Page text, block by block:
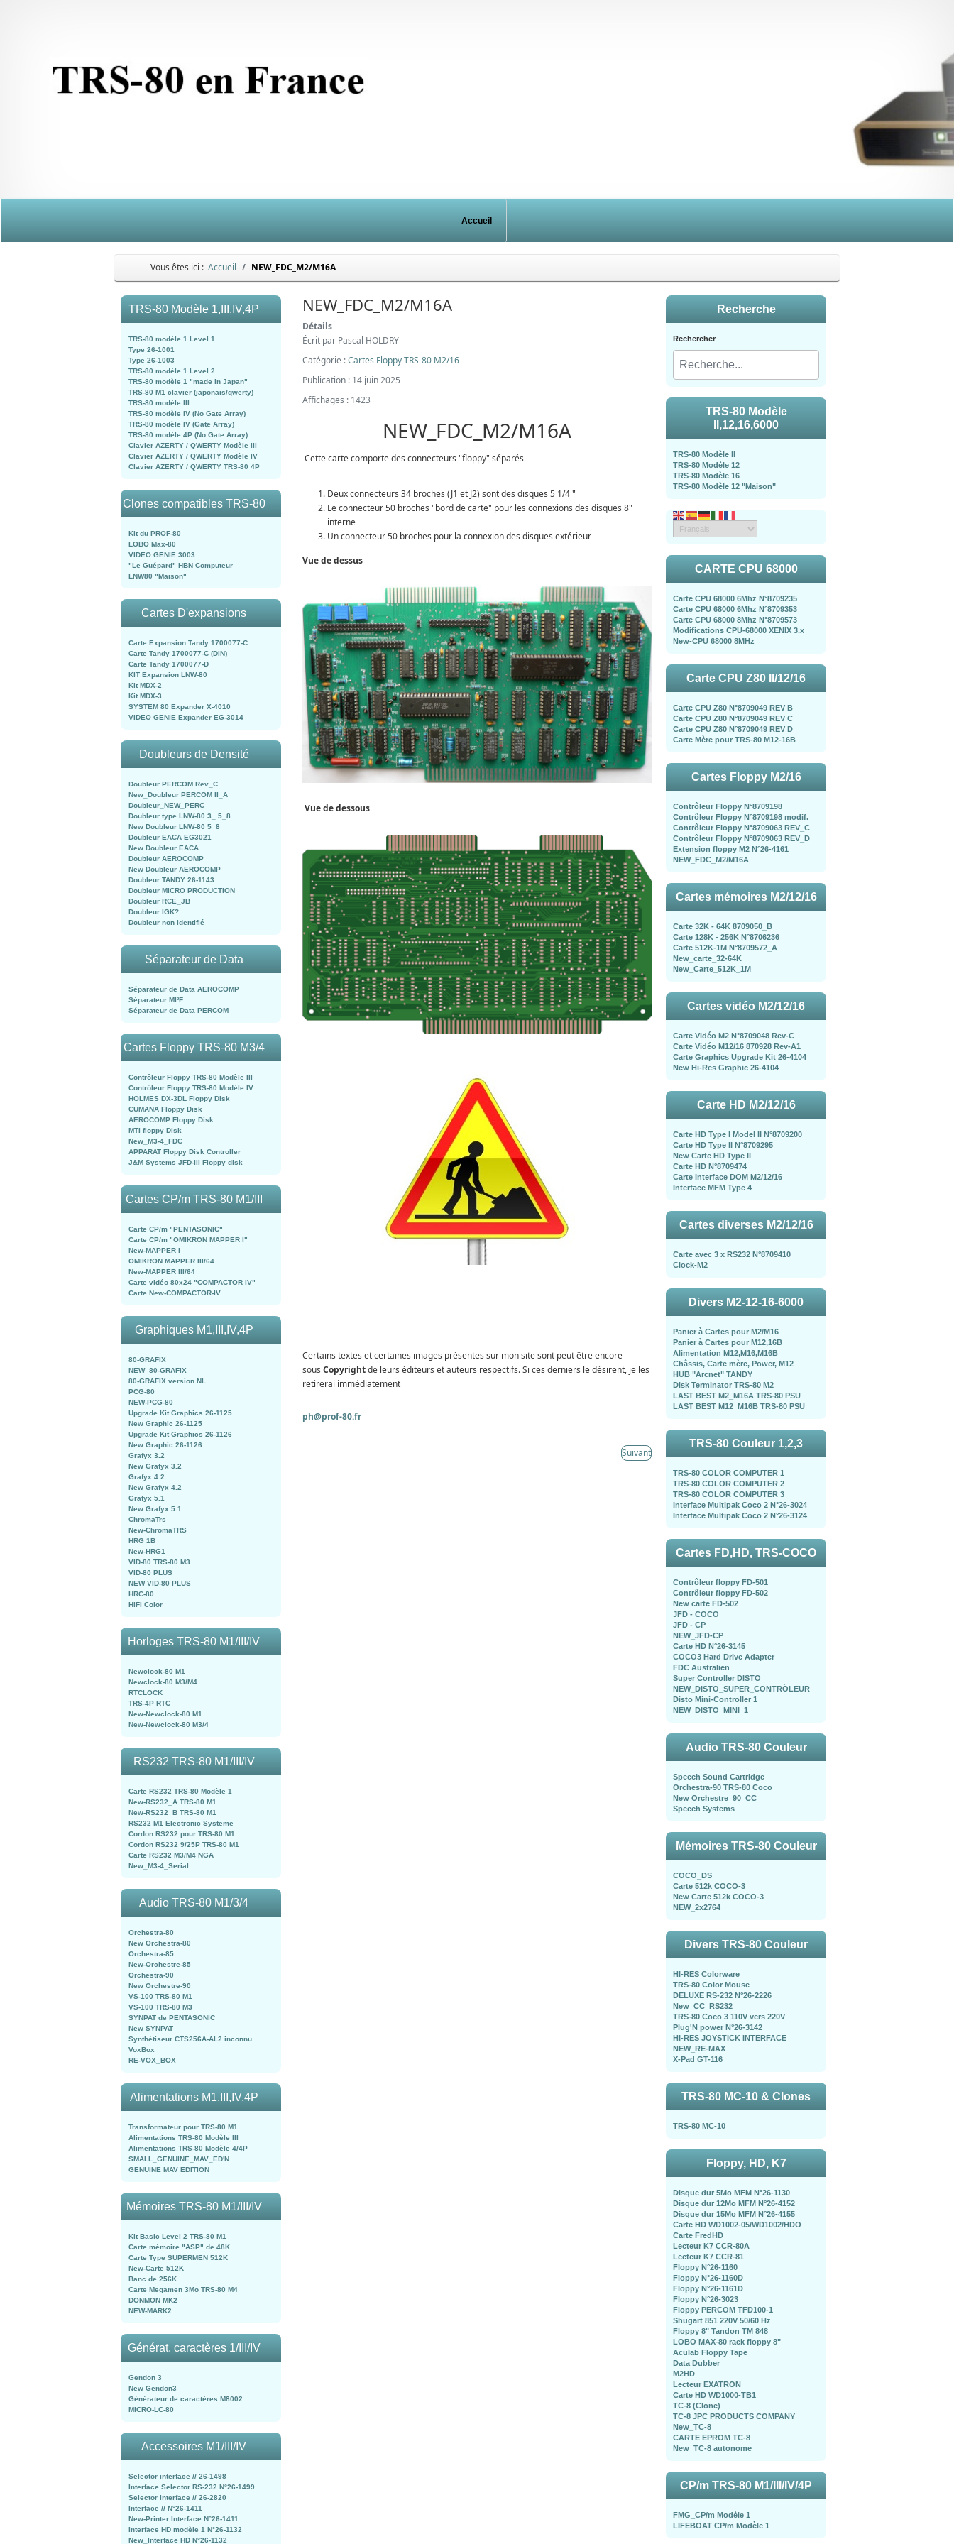
Accueil
Vous êtes ici : Accueil NEW_FDC_M2/M16A
TRS-80 Modèle 1,III,IV,4P
TRS-80 modèle 1 Level 1
Type 26-1001
Type 26-1003
TRS-80 modèle 1 Level 2
TRS-80 modèle 1 "made in Japan"
TRS-80 M1 clavier (japonais/qwerty)
TRS-80 modèle III
TRS-80 modèle IV (No Gate Array)
TRS-80 modèle IV (Gate Array)
TRS-80 modèle 4P (No Gate Array)
Clavier AZERTY / QWERTY Modèle III
Clavier AZERTY / QWERTY Modèle IV
Clavier AZERTY / QWERTY TRS-80 4P
Clones compatibles TRS-80
Kit du PROF-80
LOBO Max-80
VIDEO GENIE 3003
"Le Guépard" HBN Computeur
LNW80 "Maison"
Cartes D'expansions
Carte Expansion Tandy 1700077-C
Carte Tandy 1700077-C (DIN)
Carte Tandy 1700077-D
KIT Expansion LNW-80
Kit MDX-2
Kit MDX-3
SYSTEM 80 Expander X-4010
VIDEO GENIE Expander EG-3014
Doubleurs de Densité
Doubleur PERCOM Rev_C
New_Doubleur PERCOM II_A
Doubleur_NEW_PERC
Doubleur type LNW-80 3_ 5_8
New Doubleur LNW-80 5_8
Doubleur EACA EG3021
New Doubleur EACA
Doubleur AEROCOMP
New Doubleur AEROCOMP
Doubleur TANDY 26-1143
Doubleur MICRO PRODUCTION
Doubleur RCE_JB
Doubleur IGK?
Doubleur non identifié
Séparateur de Data
Séparateur de Data AEROCOMP
Séparateur MI²F
Séparateur de Data PERCOM
Cartes Floppy TRS-80 M3/4
Contrôleur Floppy TRS-80 Modèle III
Contrôleur Floppy TRS-80 Modèle IV
HOLMES DX-3DL Floppy Disk
CUMANA Floppy Disk
AEROCOMP Floppy Disk
MTI floppy Disk
New_M3-4_FDC
APPARAT Floppy Disk Controller
J&M Systems JFD-III Floppy disk
Cartes CP/m TRS-80 M1/III
Carte CP/m "PENTASONIC"
Carte CP/m "OMIKRON MAPPER I"
New-MAPPER I
OMIKRON MAPPER III/64
New-MAPPER III/64
Carte vidéo 80x24 "COMPACTOR IV"
Carte New-COMPACTOR-IV
Graphiques M1,III,IV,4P
80-GRAFIX
NEW_80-GRAFIX
80-GRAFIX version NL
PCG-80
NEW-PCG-80
Upgrade Kit Graphics 26-1125
New Graphic 26-1125
Upgrade Kit Graphics 26-1126
New Graphic 26-1126
Grafyx 3.2
New Grafyx 3.2
Grafyx 4.2
New Grafyx 4.2
Grafyx 5.1
New Grafyx 5.1
ChromaTrs
New-ChromaTRS
HRG 1B
New-HRG1
VID-80 TRS-80 M3
VID-80 PLUS
NEW VID-80 PLUS
HRC-80
HIFI Color
Horloges TRS-80 M1/III/IV
Newclock-80 M1
Newclock-80 M3/M4
RTCLOCK
TRS-4P RTC
New-Newclock-80 M1
New-Newclock-80 M3/4
RS232 TRS-80 M1/III/IV
Carte RS232 TRS-80 Modèle 1
New-RS232_A TRS-80 M1
New-RS232_B TRS-80 M1
RS232 M1 Electronic Systeme
Cordon RS232 pour TRS-80 M1
Cordon RS232 9/25P TRS-80 M1
Carte RS232 M3/M4 NGA
New_M3-4_Serial
Audio TRS-80 M1/3/4
Orchestra-80
New Orchestra-80
Orchestra-85
New-Orchestre-85
Orchestra-90
New Orchestre-90
VS-100 TRS-80 M1
VS-100 TRS-80 M3
SYNPAT de PENTASONIC
New SYNPAT
Synthétiseur CTS256A-AL2 inconnu
VoxBox
RE-VOX_BOX
Alimentations M1,III,IV,4P
Transformateur pour TRS-80 M1
Alimentations TRS-80 Modèle III
Alimentations TRS-80 Modèle 4/4P
SMALL_GENUINE_MAV_ED'N
GENUINE MAV EDITION
Mémoires TRS-80 M1/III/IV
Kit Basic Level 2 TRS-80 M1
Carte mémoire "ASP" de 48K
Carte Type SUPERMEN 512K
New-Carte 512K
Banc de 256K
Carte Megamen 3Mo TRS-80 M4
DONMON MK2
NEW-MARK2
Générat. caractères 1/III/IV
Gendon 3
New Gendon3
Générateur de caractères M8002
MICRO-LC-80
Accessoires M1/III/IV
Selector interface // 26-1498
Interface Selector RS-232 N°26-1499
Selector interface // 26-2820
Interface // N°26-1411
New-Printer Interface N°26-1411
Interface HD modèle 1 N°26-1132
New_Interface HD N°26-1132
NEW_FDC_M2/M16A
Détails
Écrit par Pascal HOLDRY
Catégorie :Cartes Floppy TRS-80 M2/16
Publication : 14 juin 2025
Affichages : 1423
NEW_FDC_M2/M16A
Cette carte comporte des connecteurs "floppy" séparés
Deux connecteurs 34 broches (J1 et J2) sont des disques 5 1/4 "
Le connecteur 50 broches "bord de carte" pour les connexions des disques 8"
interne
Un connecteur 50 broches pour la connexion des disques extérieur
Vue de dessus
Vue de dessous
Certains textes et certaines images présentes sur mon site sont peut être encore
sous Copyrightde leurs éditeurs et auteurs respectifs. Si ces derniers le désirent, je les
retirerai immédiatement
ph@prof-80.fr
Suivant
Recherche
Rechercher
TRS-80 Modèle
II,12,16,6000
TRS-80 Modèle II
TRS-80 Modèle 12
TRS-80 Modèle 16
TRS-80 Modèle 12 "Maison"
CARTE CPU 68000
Carte CPU 68000 6Mhz N°8709235
Carte CPU 68000 6Mhz N°8709353
Carte CPU 68000 8Mhz N°8709573
Modifications CPU-68000 XENIX 3.x
New-CPU 68000 8MHz
Carte CPU Z80 II/12/16
Carte CPU Z80 N°8709049 REV B
Carte CPU Z80 N°8709049 REV C
Carte CPU Z80 N°8709049 REV D
Carte Mère pour TRS-80 M12-16B
Cartes Floppy M2/16
Contrôleur Floppy N°8709198
Contrôleur Floppy N°8709198 modif.
Contrôleur Floppy N°8709063 REV_C
Contrôleur Floppy N°8709063 REV_D
Extension floppy M2 N°26-4161
NEW_FDC_M2/M16A
Cartes mémoires M2/12/16
Carte 32K - 64K 8709050_B
Carte 128K - 256K N°8706236
Carte 512K-1M N°8709572_A
New_carte_32-64K
New_Carte_512K_1M
Cartes vidéo M2/12/16
Carte Vidéo M2 N°8709048 Rev-C
Carte Vidéo M12/16 870928 Rev-A1
Carte Graphics Upgrade Kit 26-4104
New Hi-Res Graphic 26-4104
Carte HD M2/12/16
Carte HD Type I Model II N°8709200
Carte HD Type II N°8709295
New Carte HD Type II
Carte HD N°8709474
Carte Interface DOM M2/12/16
Interface MFM Type 4
Cartes diverses M2/12/16
Carte avec 3 x RS232 N°8709410
Clock-M2
Divers M2-12-16-6000
Panier à Cartes pour M2/M16
Panier à Cartes pour M12,16B
Alimentation M12,M16,M16B
Châssis, Carte mère, Power, M12
HUB "Arcnet" TANDY
Disk Terminator TRS-80 M2
LAST BEST M2_M16A TRS-80 PSU
LAST BEST M12_M16B TRS-80 PSU
TRS-80 Couleur 1,2,3
TRS-80 COLOR COMPUTER 1
TRS-80 COLOR COMPUTER 2
TRS-80 COLOR COMPUTER 3
Interface Multipak Coco 2 N°26-3024
Interface Multipak Coco 2 N°26-3124
Cartes FD,HD, TRS-COCO
Contrôleur floppy FD-501
Contrôleur floppy FD-502
New carte FD-502
JFD - COCO
JFD - CP
NEW_JFD-CP
Carte HD N°26-3145
COCO3 Hard Drive Adapter
FDC Australien
Super Controller DISTO
NEW_DISTO_SUPER_CONTRÖLEUR
Disto Mini-Controller 1
NEW_DISTO_MINI_1
Audio TRS-80 Couleur
Speech Sound Cartridge
Orchestra-90 TRS-80 Coco
New Orchestre_90_CC
Speech Systems
Mémoires TRS-80 Couleur
COCO_DS
Carte 512k COCO-3
New Carte 512k COCO-3
NEW_2x2764
Divers TRS-80 Couleur
HI-RES Colorware
TRS-80 Color Mouse
DELUXE RS-232 N°26-2226
New_CC_RS232
TRS-80 Coco 3 110V vers 220V
Plug'N power N°26-3142
HI-RES JOYSTICK INTERFACE
NEW_RE-MAX
X-Pad GT-116
TRS-80 MC-10 & Clones
TRS-80 MC-10
Floppy, HD, K7
Disque dur 5Mo MFM N°26-1130
Disque dur 12Mo MFM N°26-4152
Disque dur 15Mo MFM N°26-4155
Carte HD WD1002-05/WD1002/HDO
Carte FredHD
Lecteur K7 CCR-80A
Lecteur K7 CCR-81
Floppy N°26-1160
Floppy N°26-1160D
Floppy N°26-1161D
Floppy N°26-3023
Floppy PERCOM TFD100-1
Shugart 851 220V 50/60 Hz
Floppy 8" Tandon TM 848
LOBO MAX-80 rack floppy 8"
Aculab Floppy Tape
Data Dubber
M2HD
Lecteur EXATRON
Carte HD WD1000-TB1
TC-8 (Clone)
TC-8 JPC PRODUCTS COMPANY
New_TC-8
CARTE EPROM TC-8
New_TC-8 autonome
CP/m TRS-80 M1/III/IV/4P
FMG_CP/m Modèle 1
LIFEBOAT CP/m Modèle 1